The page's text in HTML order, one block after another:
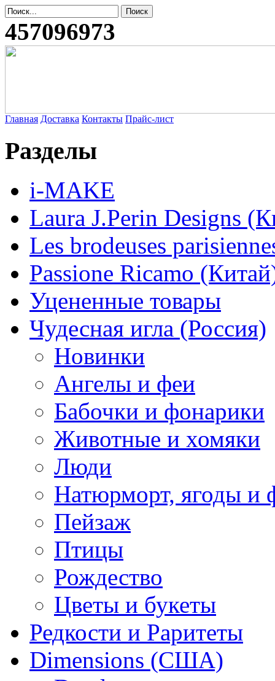
457096973
Главная Доставка Контакты Прайс-лист
Разделы
i-MAKE
Laura J.Perin Designs
Les brodeuses
Passione Ricamo
Уцененные товары
Чудесная игла (Россия)
Новинки
Ангелы и феи
Бабочки и фонарики
Животные и хомяки
Люди
Натюрморт, ягоды и
Пейзаж
Птицы
Рождество
Цветы и букеты
Редкости и Раритеты
Dimensions (США)